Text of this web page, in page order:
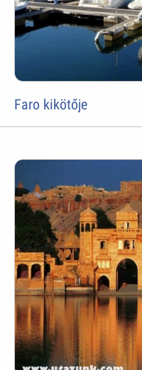
Faro kikötője